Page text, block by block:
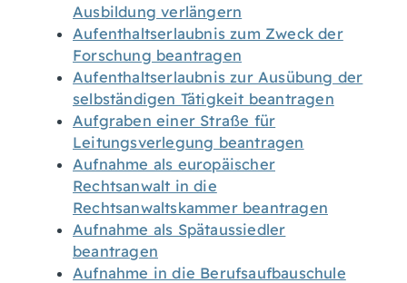
Ausbildung verlängern
Aufenthaltserlaubnis zum Zweck der
Forschung beantragen
Aufenthaltserlaubnis zur Ausübung der
selbständigen Tätigkeit beantragen
Aufgraben einer Straße für
Leitungsverlegung beantragen
Aufnahme als europäischer
Rechtsanwalt in die
Rechtsanwaltskammer beantragen
Aufnahme als Spätaussiedler
beantragen
Aufnahme in die Berufsaufbauschule